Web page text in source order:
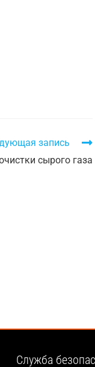
запись
сырого газа
Служба